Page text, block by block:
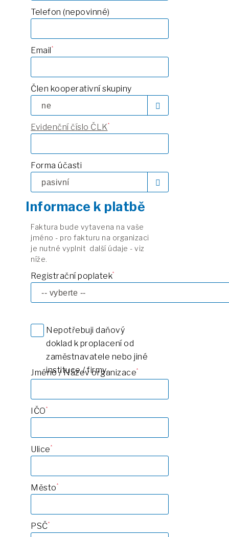
Telefon (nepovinné)
Email
Člen kooperativní skupiny
Evidenční číslo ČLK
Forma účasti
Informace k platbě
Faktura bude vytavena na vaše
jméno - pro fakturu na organizaci
je nutné vyplnit další údaje - viz
níže.
Registrační poplatek
Nepotřebuji daňový
doklad k proplacení od
zaměstnavatele nebo jiné
instituce / firmy.
Jméno / Název organizace
IČO
Ulice
Město
PSČ